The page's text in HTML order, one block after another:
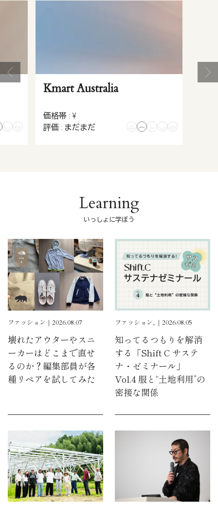
Kmart Australia
価格帯 : ¥
評価 : まだまだ
Learning
いっしょに学ぼう
ファッション｜2026.08.07
壊れたアウターやスニ
ーカーはどこまで直せ
るのか？編集部員が各
種リペアを試してみた
ファッション, ｜2026.08.05
知ってるつもりを解消
する「Shift C サステ
ナ・ゼミナール」
Vol.4 服と“土地利用”の
密接な関係